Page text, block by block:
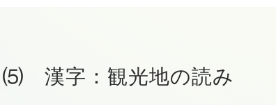
漢字：観光地の読み